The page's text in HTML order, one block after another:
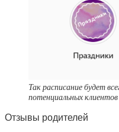
Так расписание будет
потенциальных клиентов
Отзывы родителей